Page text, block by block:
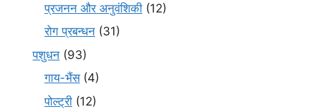
प्रजनन और अनुवंशिकी (12)
रोग प्रबन्धन (31)
पशुधन (93)
गाय-भैंस(4)
पोल्ट्री (12)